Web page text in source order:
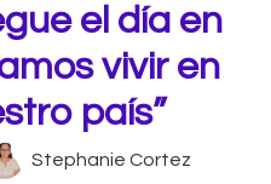
el día en
vivir en
país”
Stephanie Cortez